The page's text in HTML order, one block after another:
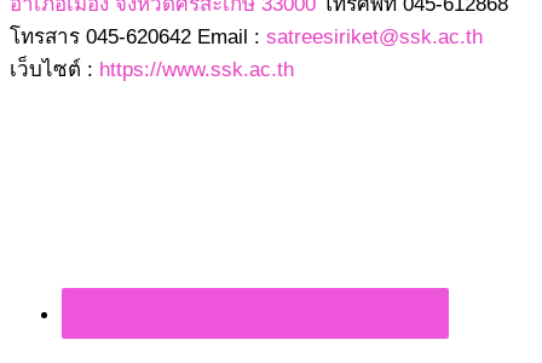
โทรสาร 045-620642 Email : satreesiriket@ssk.ac.th
เว็บไซต์ : https://www.ssk.ac.th